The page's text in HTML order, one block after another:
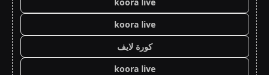
koora live
كورة لايف
koora live